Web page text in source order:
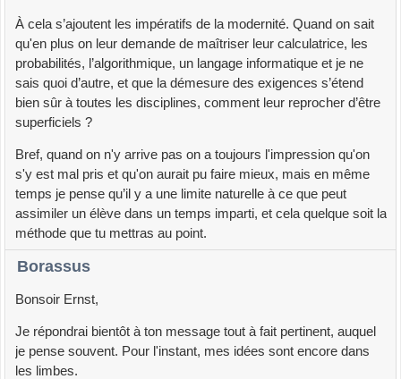
À cela s’ajoutent les impératifs de la modernité. Quand on sait
qu'en plus on leur demande de maîtriser leur calculatrice, les
probabilités, l’algorithmique, un langage informatique et je ne
sais quoi d’autre, et que la démesure des exigences s’étend
bien sûr à toutes les disciplines, comment leur reprocher d’être
superficiels ?
Bref, quand on n'y arrive pas on a toujours l'impression qu'on
s'y est mal pris et qu'on aurait pu faire mieux, mais en même
temps je pense qu’il y a une limite naturelle à ce que peut
assimiler un élève dans un temps imparti, et cela quelque soit la
méthode que tu mettras au point.
Borassus
Bonsoir Ernst,
Je répondrai bientôt à ton message tout à fait pertinent, auquel
je pense souvent. Pour l'instant, mes idées sont encore dans
les limbes.